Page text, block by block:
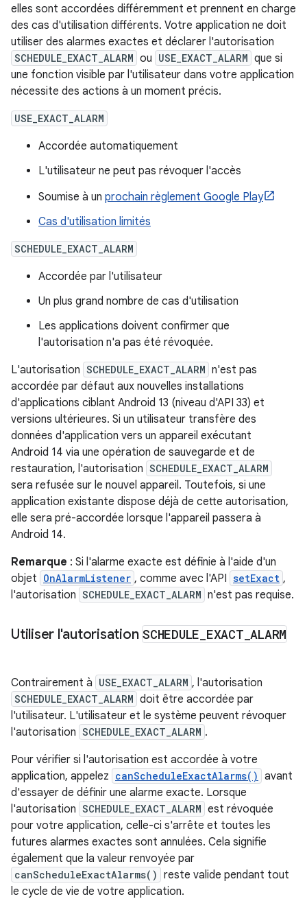
elles sont accordées différemment et prennent en charge
des cas d'utilisation différents. Votre application ne doit
utiliser des alarmes exactes et déclarer l'autorisation
SCHEDULE_EXACT_ALARM ou USE_EXACT_ALARM que si
une fonction visible par l'utilisateur dans votre application
nécessite des actions à un moment précis.
USE_EXACT_ALARM
Accordée automatiquement
L'utilisateur ne peut pas révoquer l'accès
Soumise à un prochain règlement Google Play
Cas d'utilisation limités
SCHEDULE_EXACT_ALARM
Accordée par l'utilisateur
Un plus grand nombre de cas d'utilisation
Les applications doivent confirmer que
l'autorisation n'a pas été révoquée.
L'autorisation SCHEDULE_EXACT_ALARM n'est pas
accordée par défaut aux nouvelles installations
d'applications ciblant Android 13 (niveau d'API 33) et
versions ultérieures. Si un utilisateur transfère des
données d'application vers un appareil exécutant
Android 14 via une opération de sauvegarde et de
restauration, l'autorisation SCHEDULE_EXACT_ALARM
sera refusée sur le nouvel appareil. Toutefois, si une
application existante dispose déjà de cette autorisation,
elle sera pré-accordée lorsque l'appareil passera à
Android 14.
Remarque : Si l'alarme exacte est définie à l'aide d'un
objet OnAlarmListener , comme avec l'API setExact ,
l'autorisation SCHEDULE_EXACT_ALARM n'est pas requise.
Utiliser l'autorisation SCHEDULE EXACT _ALARM
Contrairement à USE_EXACT_ALARM , l'autorisation
SCHEDULE_EXACT_ALARM doit être accordée par
l'utilisateur. L'utilisateur et le système peuvent révoquer
l'autorisation SCHEDULE_EXACT_ALARM .
Pour vérifier si l'autorisation est accordée à votre
application, appelez canScheduleExactAlarms() avant
d'essayer de définir une alarme exacte. Lorsque
l'autorisation SCHEDULE_EXACT_ALARM est révoquée
pour votre application, celle-ci s'arrête et toutes les
futures alarmes exactes sont annulées. Cela signifie
également que la valeur renvoyée par
canScheduleExactAlarms() reste valide pendant tout
le cycle de vie de votre application.